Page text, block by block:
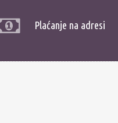
Plaćanje na adresi